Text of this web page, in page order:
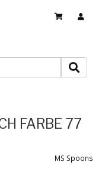
FARBE 77
MS Spoons